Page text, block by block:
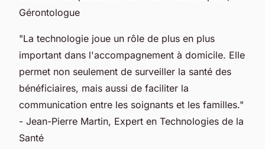
Gérontologue
"La technologie joue un rôle de plus en plus
important dans l'accompagnement à domicile. Elle
permet non seulement de surveiller la santé des
bénéficiaires, mais aussi de faciliter la
communication entre les soignants et les familles."
- Jean-Pierre Martin, Expert en Technologies de la
Santé